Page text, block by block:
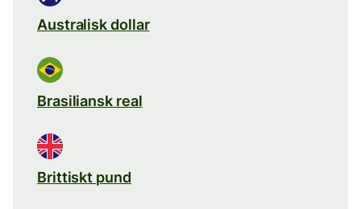
Australisk dollar
Brasiliansk real
Brittiskt pund